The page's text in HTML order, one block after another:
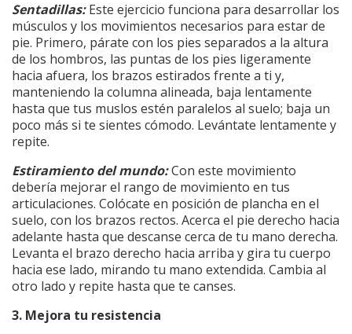
Sentadillas:Este ejercicio funciona para desarrollar los
músculos y los movimientos necesarios para estar de
pie. Primero, párate con los pies separados a la altura
de los hombros, las puntas de los pies ligeramente
hacia afuera, los brazos estirados frente a ti y,
manteniendo la columna alineada, baja lentamente
hasta que tus muslos estén paralelos al suelo; baja un
poco más si te sientes cómodo. Levántate lentamente y
repite.
Estiramiento del mundo:Con este movimiento
debería mejorar el rango de movimiento en tus
articulaciones. Colócate en posición de plancha en el
suelo, con los brazos rectos. Acerca el pie derecho hacia
adelante hasta que descanse cerca de tu mano derecha.
Levanta el brazo derecho hacia arriba y gira tu cuerpo
hacia ese lado, mirando tu mano extendida. Cambia al
otro lado y repite hasta que te canses.
3. Mejora tu resistencia